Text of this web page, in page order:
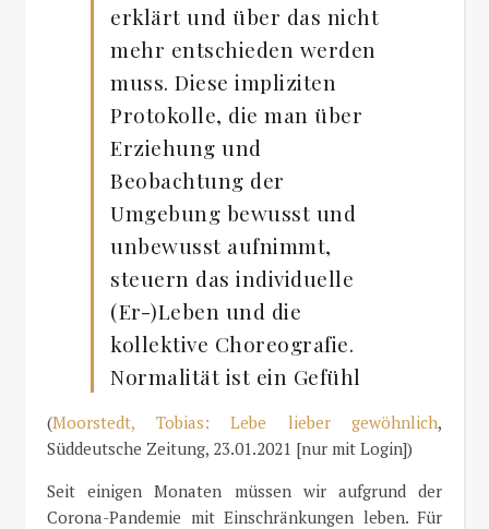
erklärt und über das nicht
mehr entschieden werden
muss. Diese impliziten
Protokolle, die man über
Erziehung und
Beobachtung der
Umgebung bewusst und
unbewusst aufnimmt,
steuern das individuelle
(Er-)Leben und die
kollektive Choreografie.
Normalität ist ein Gefühl
(Moorstedt, Tobias: Lebe lieber gewöhnlich,
Süddeutsche Zeitung, 23.01.2021 [nur mit Login])
Seit einigen Monaten müssen wir aufgrund der
Corona-Pandemie mit Einschränkungen leben. Für